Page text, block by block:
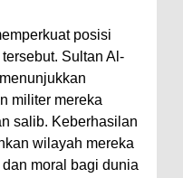
posisi
Sultan Al-
militer mereka
salib. Keberhasilan
wilayah mereka
moral bagi dunia